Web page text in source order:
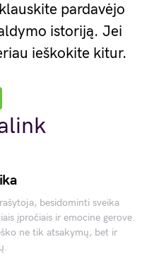
pardavėjo
istoriją. Jei
ieškokite kitur.
besidominti sveika
įpročiais ir emocine gerove.
ne tik atsakymų, bet ir